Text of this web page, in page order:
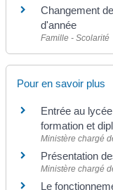
Changement
d'année
Famille - Scolarité
Pour en savoir plus
Entrée au
formation et
Ministère chargé
Présentation
Ministère chargé
Le